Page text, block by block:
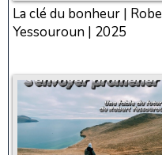
La clé du bonheur |
Yessouroun | 2025